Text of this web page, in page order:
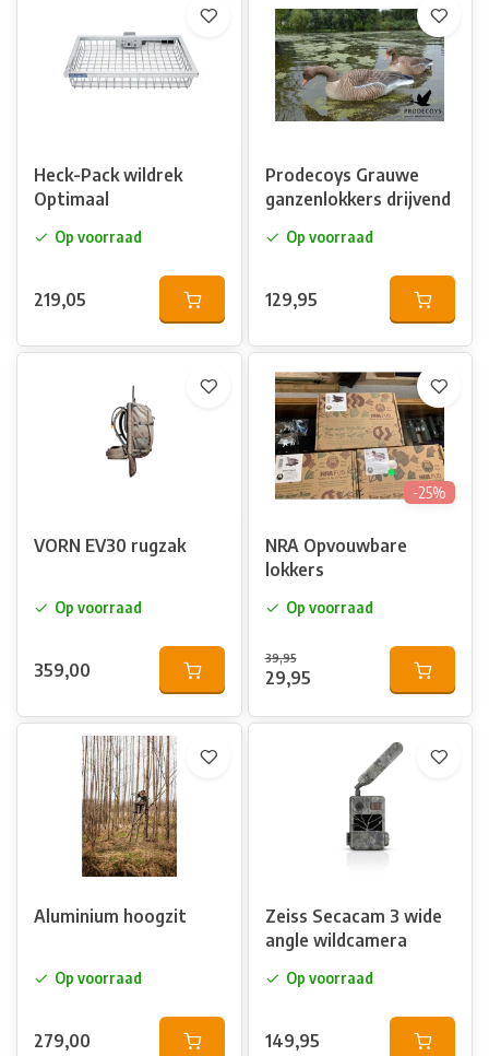
Heck-Pack wildrek
Optimaal
Op voorraad
219,05
Prodecoys Grauwe
ganzenlokkers drijvend
Op voorraad
129,95
VORN EV30 rugzak
Op voorraad
359,00
-25%
NRA Opvouwbare
lokkers
Op voorraad
39,95
29,95
Aluminium hoogzit
Op voorraad
279,00
Zeiss Secacam 3 wide
angle wildcamera
Op voorraad
149,95